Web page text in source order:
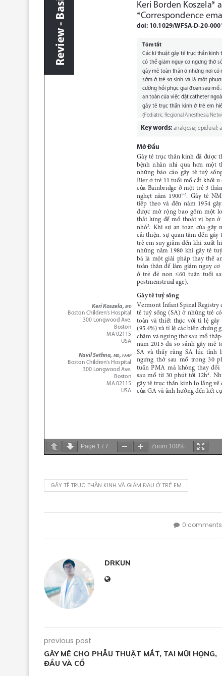
Page 1 / 7 Zoom 100%
GÂY TÊ TRỤC THẦN KINH VÀ GIẢM ĐAU Ở TRẺ EM
0 comments
DRKUN
previous post
GÂY MÊ CHO PHẪU THUẬT MẮT, TAI MŨI HỌNG,
ĐẦU VÀ CỔ